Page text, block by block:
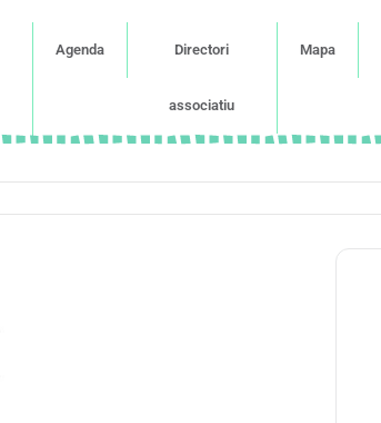
Agenda Directori
associatiu
Mapa